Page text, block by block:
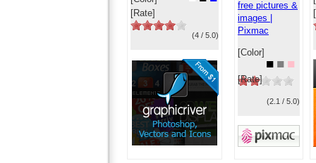
[Rate]
(4 / 5.0)
free pictures &
images |
Pixmac
[Color]
■ ■ ■
[Rate]
(2.1 / 5.0)